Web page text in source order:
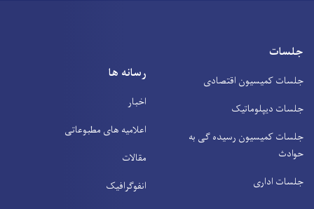
جلسات
جلسات کمیسیون اقتصادی
جلسات دیپلوماتیک
جلسات کمیسیون رسیده ګی به
حوادث
جلسات اداری
رسانه ها
اخبار
اعلامیه های مطبوعاتی
مقالات
انفوګرافیک